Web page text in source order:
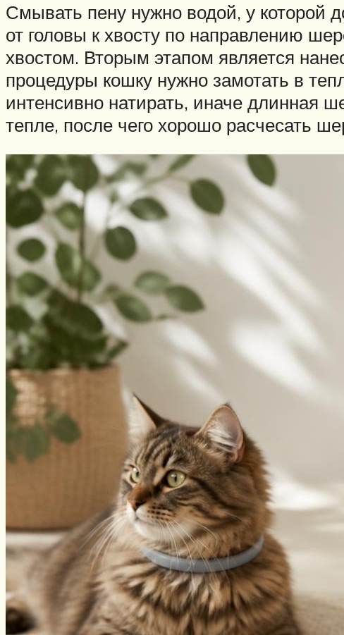
Смывать пену нужно водой, у которой
от головы к хвосту по направлению
хвостом. Вторым этапом является
процедуры кошку нужно замотать в
интенсивно натирать, иначе длинная
тепле, после чего хорошо расчесать